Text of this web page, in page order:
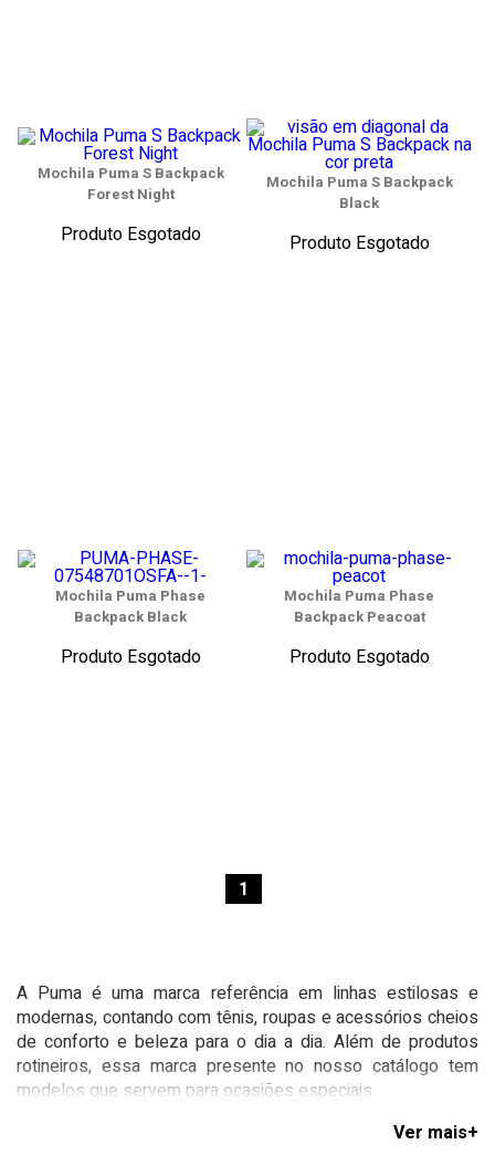
Mochila Puma S Backpack
Forest Night
Produto Esgotado
Mochila Puma S Backpack
Black
Produto Esgotado
Mochila Puma Phase
Backpack Black
Produto Esgotado
Mochila Puma Phase
Backpack Peacoat
Produto Esgotado
1
A Puma é uma marca referência em linhas estilosas e
modernas, contando com tênis, roupas e acessórios cheios
de conforto e beleza para o dia a dia. Além de produtos
rotineiros, essa marca presente no nosso catálogo tem
modelos que servem para ocasiões especiais.